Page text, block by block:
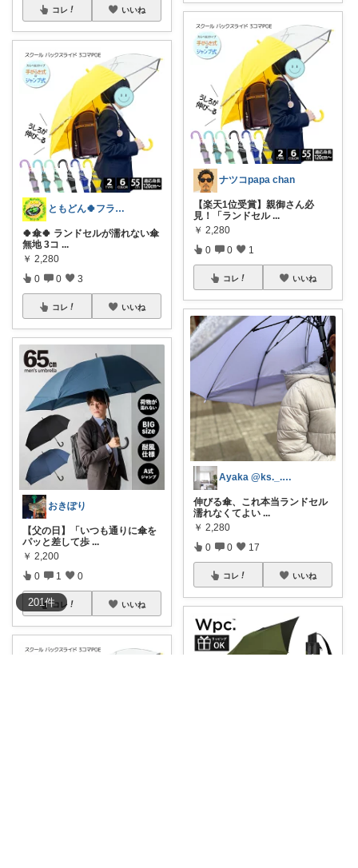
201件
コレ いいね
ともどん🍀フライパン料理ある暮らし🍳
🍀傘🍀 ランドセルが濡れない傘
無地 3コ ...
￥ 2,280
0 0 3
コレ いいね
おきぽり
【父の日】「いつも通りに傘を
パッと差して歩 ...
￥ 2,200
0 1 0
コレ いいね
ナツコpapa chan
【楽天1位受賞】親御さん必
見！「ランドセル ...
￥ 2,280
0 0 1
コレ いいね
Ayaka @ks._.myhome
伸びる傘、これ本当ランドセル
濡れなくてよい ...
￥ 2,280
0 0 17
コレ いいね